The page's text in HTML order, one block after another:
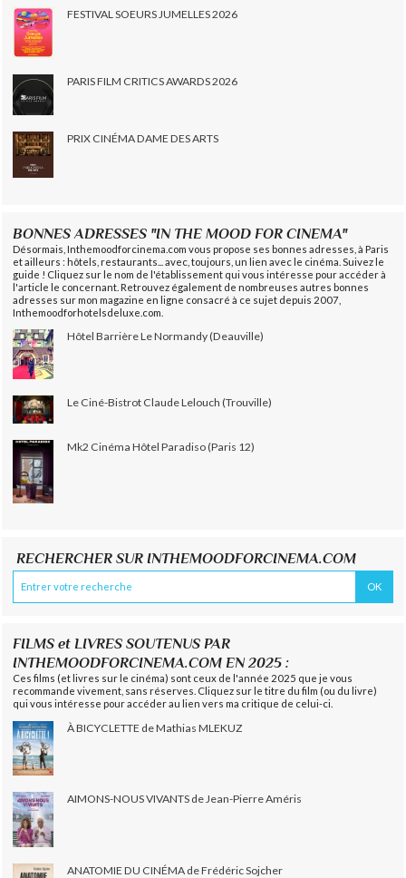
FESTIVAL SOEURS JUMELLES 2026
PARIS FILM CRITICS AWARDS 2026
PRIX CINÉMA DAME DES ARTS
BONNES ADRESSES "IN THE MOOD FOR CINEMA"
Désormais, Inthemoodforcinema.com vous propose ses bonnes adresses, à Paris
et ailleurs : hôtels, restaurants... avec, toujours, un lien avec le cinéma. Suivez le
guide ! Cliquez sur le nom de l'établissement qui vous intéresse pour accéder à
l'article le concernant. Retrouvez également de nombreuses autres bonnes
adresses sur mon magazine en ligne consacré à ce sujet depuis 2007,
Inthemoodforhotelsdeluxe.com.
Hôtel Barrière Le Normandy (Deauville)
Le Ciné-Bistrot Claude Lelouch (Trouville)
Mk2 Cinéma Hôtel Paradiso (Paris 12)
RECHERCHER SUR INTHEMOODFORCINEMA.COM
FILMS et LIVRES SOUTENUS PAR
INTHEMOODFORCINEMA.COM EN 2025 :
Ces films (et livres sur le cinéma) sont ceux de l'année 2025 que je vous
recommande vivement, sans réserves. Cliquez sur le titre du film (ou du livre)
qui vous intéresse pour accéder au lien vers ma critique de celui-ci.
À BICYCLETTE de Mathias MLEKUZ
AIMONS-NOUS VIVANTS de Jean-Pierre Améris
ANATOMIE DU CINÉMA de Frédéric Sojcher